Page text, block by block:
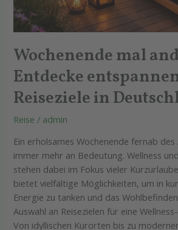
Wochenende mal
Entdecke
Reiseziele in
Reise / admin
Ein erholsames Wochenende fernab
immer mehr an Bedeutung. Wellness
stehen dabei im Fokus vieler
bietet vielfältige Möglichkeiten, um in
Energie zu tanken und das
Auswahl an Reisezielen für eine
Von idyllischen Kurorten bis zu